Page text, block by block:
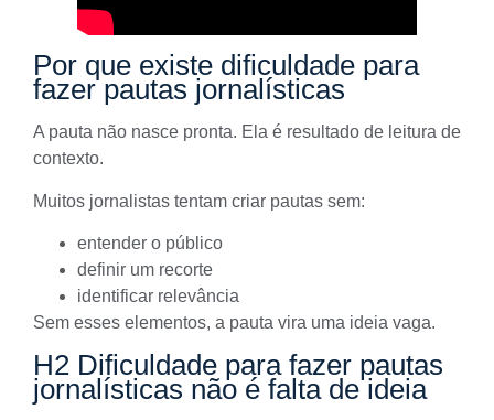
Por que existe dificuldade para
fazer pautas jornalísticas
A pauta não nasce pronta. Ela é resultado de leitura de
contexto.
Muitos jornalistas tentam criar pautas sem:
entender o público
definir um recorte
identificar relevância
Sem esses elementos, a pauta vira uma ideia vaga.
H2 Dificuldade para fazer pautas
jornalísticas não é falta de ideia